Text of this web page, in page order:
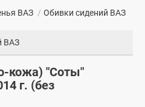
ВАЗ / Обивки сидений ВАЗ
ВАЗ
кожа) "Соты"
г. (без